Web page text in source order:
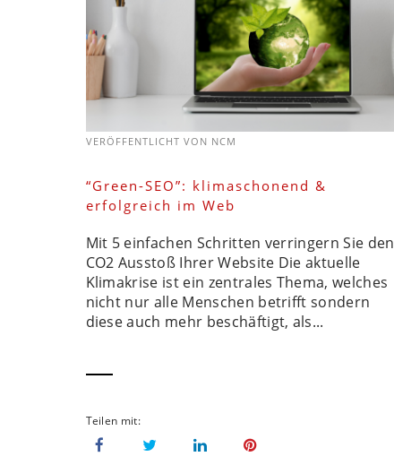
VERÖFFENTLICHT VON NCM
“Green-SEO”: klimaschonend &
erfolgreich im Web
Mit 5 einfachen Schritten verringern Sie den
CO2 Ausstoß Ihrer Website Die aktuelle
Klimakrise ist ein zentrales Thema, welches
nicht nur alle Menschen betrifft sondern
diese auch mehr beschäftigt, als...